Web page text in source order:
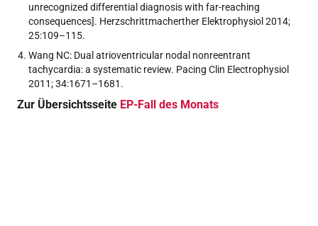
unrecognized differential diagnosis with far-reaching
consequences]. Herzschrittmacherther Elektrophysiol 2014;
25:109–115.
Wang NC: Dual atrioventricular nodal nonreentrant
tachycardia: a systematic review. Pacing Clin Electrophysiol
2011; 34:1671–1681.
Zur Übersichtsseite EP-Fall des Monats